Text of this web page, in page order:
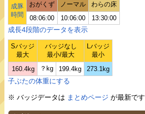
成豚
時間
おがくず ノーマル
わらの床
08:06:00
10:06:00 13:30:00
成長4段階のデータを表示
Sバッジ
最大
バッジなし
最小/最大
Lバッジ
最小
160.4kg
？kg 199.4kg 273.1kg
子ぶたの体重にする
※ バッジデータは まとめページ が最新です